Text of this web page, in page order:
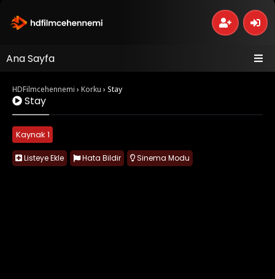
Ana Sayfa
HDFilmcehennemi › Korku › Stay
Stay
Kaynak 1
Listeye Ekle Hata Bildir Sinema Modu